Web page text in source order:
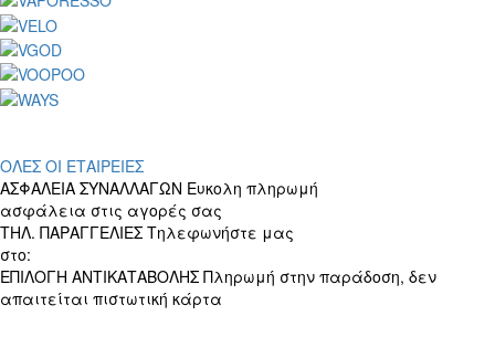
ΟΛΕΣ ΟΙ ΕΤΑΙΡΕΙΕΣ
ΑΣΦΑΛΕΙΑ ΣΥΝΑΛΛΑΓΩΝ Ευκολη πληρωμή
ασφάλεια στις αγορές σας
ΤΗΛ. ΠΑΡΑΓΓΕΛΙΕΣ Τηλεφωνήστε μας
στο:
ΕΠΙΛΟΓΗ ΑΝΤΙΚΑΤΑΒΟΛΗΣ Πληρωμή στην παράδοση, δεν
απαιτείται πιστωτική κάρτα